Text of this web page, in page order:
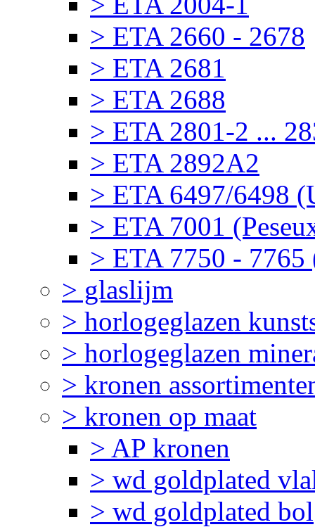
> ETA 2660 - 2678
> ETA 2681
> ETA 2688
> ETA 2801-2 ...
> ETA 2892A2
> ETA 6497/6498
> ETA 7001
> ETA 7750 -
> glaslijm
> horlogeglazen
> horlogeglazen
> kronen
> kronen op maat
> AP kronen
> wd goldplated
> wd goldplated bol